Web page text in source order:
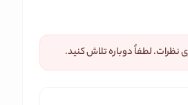
نظرات. لطفاً دوباره تلاش کنید.